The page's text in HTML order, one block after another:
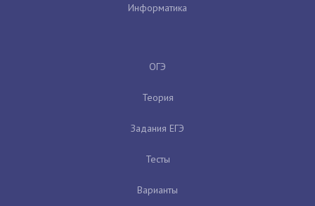
Информатика
ОГЭ
Теория
Задания ЕГЭ
Тесты
Варианты